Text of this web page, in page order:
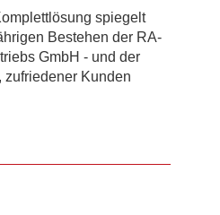
spiegelt
Bestehen der RA-
GmbH - und der
Kunden